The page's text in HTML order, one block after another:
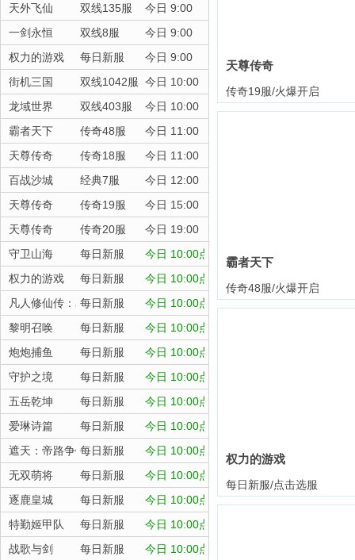
天外飞仙
双线135服
今日 9:00
一剑永恒
双线8服
今日 9:00
权力的游戏
每日新服
今日 9:00
街机三国
双线1042服 今日 10:00
龙域世界
双线403服
今日 10:00
霸者天下
传奇48服
今日 11:00
天尊传奇
传奇18服
今日 11:00
百战沙城
经典7服
今日 12:00
天尊传奇
传奇19服
今日 15:00
天尊传奇
传奇20服
今日 19:00
守卫山海
每日新服
今日 10:00点
权力的游戏
每日新服
今日 10:00点
凡人修仙传：星海飞驰
每日新服
今日 10:00点
黎明召唤
每日新服
今日 10:00点
炮炮捕鱼
每日新服
今日 10:00点
守护之境
每日新服
今日 10:00点
五岳乾坤
每日新服
今日 10:00点
爱琳诗篇
每日新服
今日 10:00点
遮天：帝路争锋每日新服
今日 10:00点
无双萌将
每日新服
今日 10:00点
逐鹿皇城
每日新服
今日 10:00点
特勤姬甲队
每日新服
今日 10:00点
战歌与剑
每日新服
今日 10:00点
天尊传奇
传奇19服/火爆开启
霸者天下
传奇48服/火爆开启
权力的游戏
每日新服/点击选服